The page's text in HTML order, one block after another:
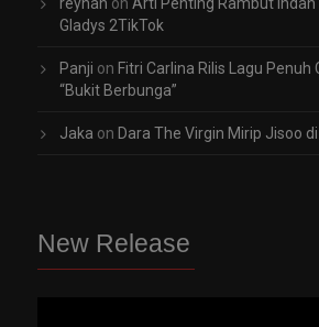
Gladys 2TikTok
Panji on Fitri Carlina Rilis Lagu
“Bukit Berbunga”
Jaka on Dara The Virgin Mirip Jisoo
New Release